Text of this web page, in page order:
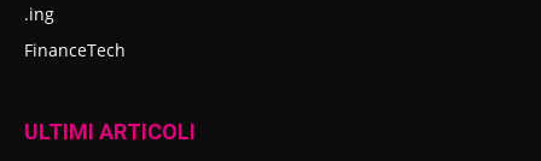
.ing
FinanceTech
ULTIMI ARTICOLI